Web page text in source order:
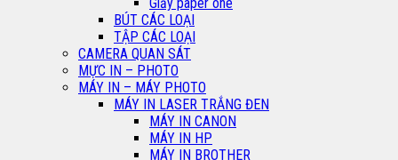
BÚT CÁC LOẠI
TẬP CÁC LOẠI
CAMERA QUAN SÁT
MỰC IN – PHOTO
MÁY IN – MÁY PHOTO
MÁY IN LASER TRẮNG ĐEN
MÁY IN CANON
MÁY IN HP
MÁY IN BROTHER